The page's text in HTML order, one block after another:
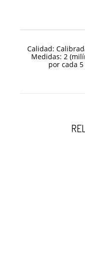
Calidad:
Medidas: 2
por cada